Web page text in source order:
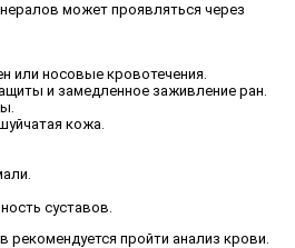
может проявляться через
или носовые кровотечения.
и замедленное заживление ран.
кожа.
суставов.
рекомендуется пройти анализ крови.